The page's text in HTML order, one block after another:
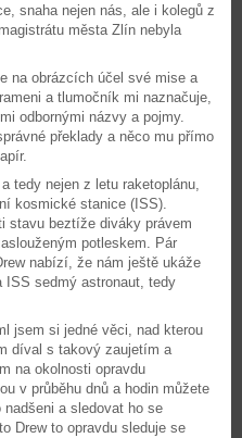
snaha nejen nás, ale i kolegů z
města Zlín nebyla
na obrázcích účel své mise a
a tlumočník mi naznačuje,
odbornými názvy a pojmy.
překlady a něco mu přímo
tedy nejen z letu raketoplánu,
kosmické stanice (ISS).
stavu beztíže diváky právem
potleskem. Pár
nabízí, že nám ještě ukáže
ISS sedmý astronaut, tedy
jsem si jedné věci, nad kterou
díval s takový zaujetím a
na okolnosti opravdu
v průběhu dnů a hodin můžete
a sledovat ho se
Drew to opravdu sleduje se